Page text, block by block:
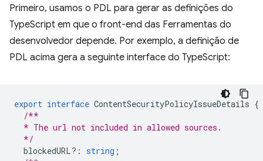
Primeiro, usamos o PDL para gerar as definições do
TypeScript em que o front-end das Ferramentas do
desenvolvedor depende. Por exemplo, a definição de
PDL acima gera a seguinte interface do TypeScript:
export interface ContentSecurityPolicyIssueDetails {
/**
  * The url not included in allowed sources.
  */
blockedURL? : string ;